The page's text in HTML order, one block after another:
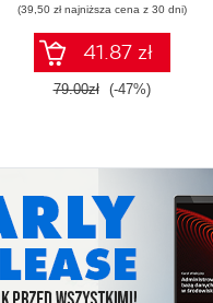
zaawansowany SQL
na potrzeby
praktycznych
zastosowań.
Wydanie IV
(39,50 zł najniższa cena z 30 dni)
41.87 zł
79.00zł (-47%)